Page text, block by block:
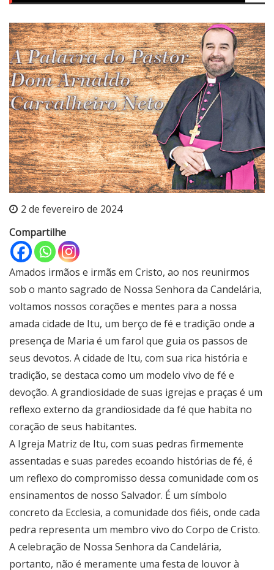
2 de fevereiro de 2024
Compartilhe
Amados irmãos e irmãs em Cristo, ao nos reunirmos
sob o manto sagrado de Nossa Senhora da Candelária,
voltamos nossos corações e mentes para a nossa
amada cidade de Itu, um berço de fé e tradição onde a
presença de Maria é um farol que guia os passos de
seus devotos. A cidade de Itu, com sua rica história e
tradição, se destaca como um modelo vivo de fé e
devoção. A grandiosidade de suas igrejas e praças é um
reflexo externo da grandiosidade da fé que habita no
coração de seus habitantes.
A Igreja Matriz de Itu, com suas pedras firmemente
assentadas e suas paredes ecoando histórias de fé, é
um reflexo do compromisso dessa comunidade com os
ensinamentos de nosso Salvador. É um símbolo
concreto da Ecclesia, a comunidade dos fiéis, onde cada
pedra representa um membro vivo do Corpo de Cristo.
A celebração de Nossa Senhora da Candelária,
portanto, não é meramente uma festa de louvor à